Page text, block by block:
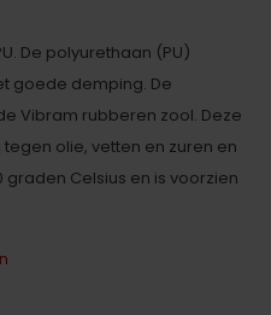
De polyurethaan (PU)
goede demping. De
Vibram rubberen zool. Deze
olie, vetten en zuren en
Celsius en is voorzien